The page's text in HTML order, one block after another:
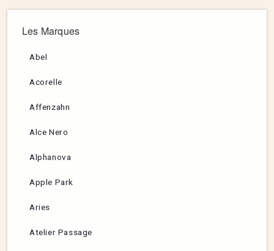
Les Marques
Abel
Acorelle
Affenzahn
Alce Nero
Alphanova
Apple Park
Aries
Atelier Passage